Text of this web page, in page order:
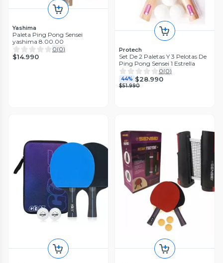
Yashima
Paleta Ping Pong Sensei
yashima 8.00.00
0(0)
$14.990
Protech
Set De 2 Paletas Y 3 Pelotas De
Ping Pong Sensei 1 Estrella
0(0)
44% $28.990
$51.990